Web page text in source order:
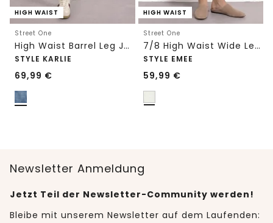
HIGH WAIST
Street One
High Waist Barrel Leg Jeans im Loose Fit
STYLE KARLIE
69,99 €
HIGH WAIST
Street One
7/8 High Waist Wide Leg Jeans im Loose Fit
STYLE EMEE
59,99 €
Newsletter Anmeldung
Jetzt Teil der Newsletter-Community werden!
Bleibe mit unserem Newsletter auf dem Laufenden: